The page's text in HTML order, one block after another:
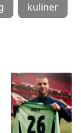
kuliner